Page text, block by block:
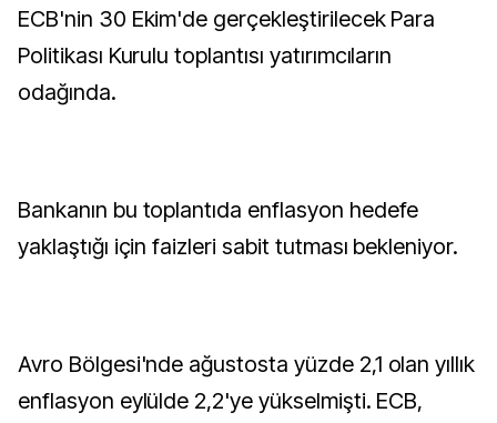
ECB'nin 30 Ekim'de gerçekleştirilecek Para
Politikası Kurulu toplantısı yatırımcıların
odağında.
Bankanın bu toplantıda enflasyon hedefe
yaklaştığı için faizleri sabit tutması bekleniyor.
Avro Bölgesi'nde ağustosta yüzde 2,1 olan yıllık
enflasyon eylülde 2,2'ye yükselmişti. ECB,